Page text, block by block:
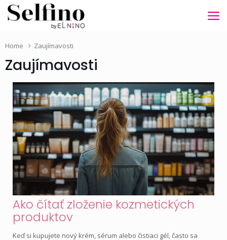
Home Zaujímavosti
Zaujímavosti
Ako čítať zloženie kozmetických
produktov
Keď si kupujete nový krém, sérum alebo čistiaci gél, často sa